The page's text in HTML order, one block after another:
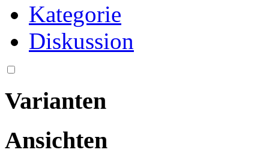
Kategorie
Diskussion
Varianten
Ansichten